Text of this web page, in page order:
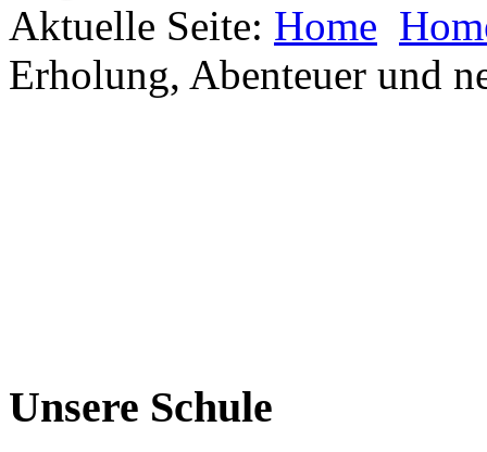
Aktuelle Seite: Home
Erholung, Abenteuer und
Unsere Schule